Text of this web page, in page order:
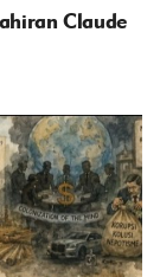
Claude